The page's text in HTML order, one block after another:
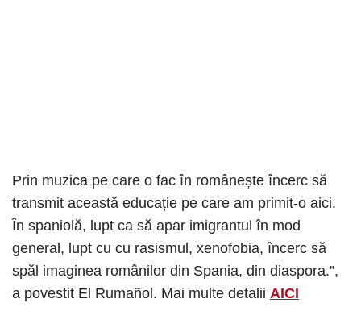
Prin muzica pe care o fac în românește încerc să
transmit această educație pe care am primit-o aici.
În spaniolă, lupt ca să apar imigrantul în mod
general, lupt cu cu rasismul, xenofobia, încerc să
spăl imaginea românilor din Spania, din diaspora.”,
a povestit El Rumañol. Mai multe detalii AICI